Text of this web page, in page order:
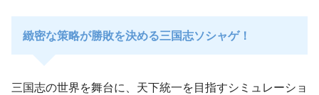
緻密な策略が勝敗を決める三国志ソシャゲ！
三国志の世界を舞台に、天下統一を目指すシミュレーショ